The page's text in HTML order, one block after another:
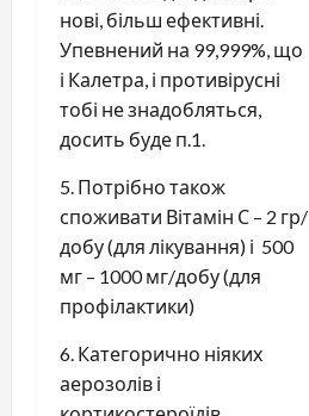
нові, більш ефективні.
Упевнений на 99,999%, що
і Калетра, і противірусні
тобі не знадобляться,
досить буде п.1.
5. Потрібно також
споживати Вітамін С – 2 гр/
добу (для лікування) і 500
мг – 1000 мг/добу (для
профілактики)
6. Категорично ніяких
аерозолів і